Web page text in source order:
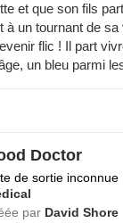
et que son fils
à un tournant de
flic ! Il part
un bleu parmi
Doctor
de sortie inconnue
par David Shore